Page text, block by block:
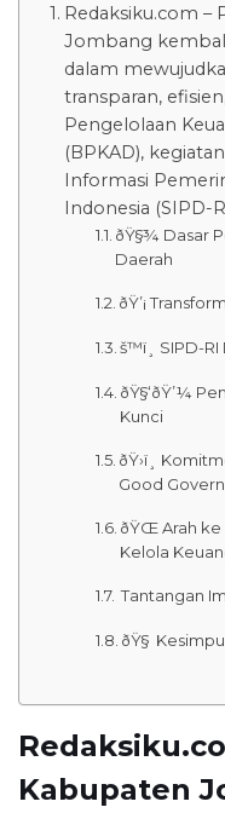
Redaksiku.com
Jombang
dalam
transparan,
Pengelolaan
(BPKAD),
Informasi
Indonesia (SIPD-
ðŸ§¾ Dasar
Daerah
ðŸ’¡
š™ï¸ SIPD-
ðŸ§‘ðŸ’¼
Kunci
ðŸ›ï¸
Good
ðŸŒ Arah
Kelola
 Tantangan
ðŸ§
Kabupaten